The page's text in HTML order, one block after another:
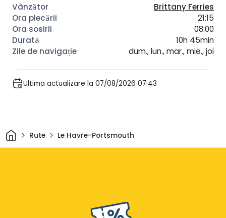
Brittany Ferries
21:15
08:00
10h 45min
dum., lun., mar., mie., joi
Ultima actualizare la 07/08/2026 07:43
AcasăRute Le Havre-Portsmouth